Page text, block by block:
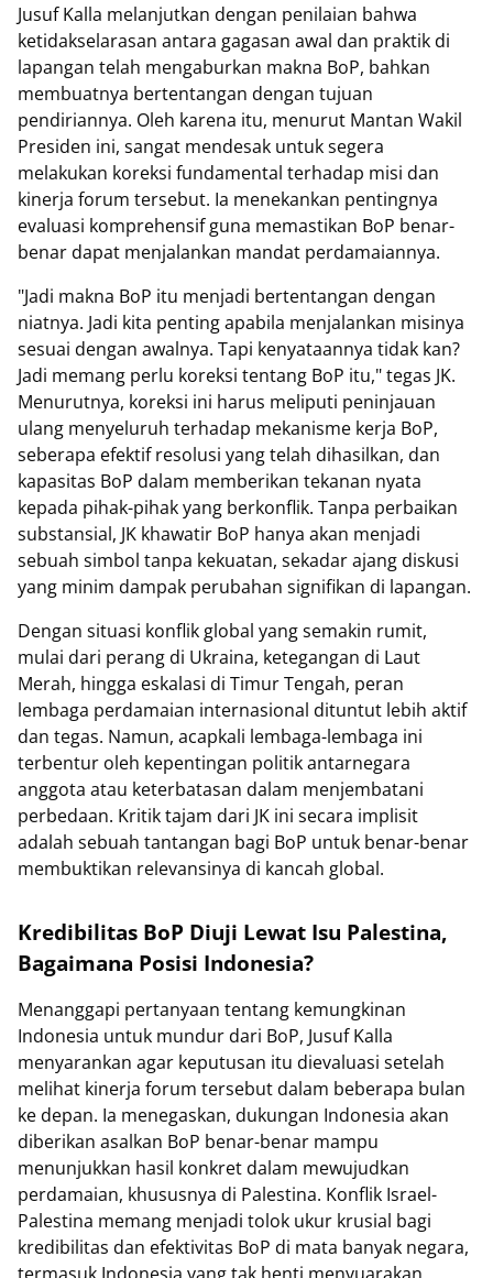
Jusuf Kalla melanjutkan dengan penilaian bahwa
ketidakselarasan antara gagasan awal dan praktik di
lapangan telah mengaburkan makna BoP, bahkan
membuatnya bertentangan dengan tujuan
pendiriannya. Oleh karena itu, menurut Mantan Wakil
Presiden ini, sangat mendesak untuk segera
melakukan koreksi fundamental terhadap misi dan
kinerja forum tersebut. Ia menekankan pentingnya
evaluasi komprehensif guna memastikan BoP benar-
benar dapat menjalankan mandat perdamaiannya.
"Jadi makna BoP itu menjadi bertentangan dengan
niatnya. Jadi kita penting apabila menjalankan misinya
sesuai dengan awalnya. Tapi kenyataannya tidak kan?
Jadi memang perlu koreksi tentang BoP itu," tegas JK.
Menurutnya, koreksi ini harus meliputi peninjauan
ulang menyeluruh terhadap mekanisme kerja BoP,
seberapa efektif resolusi yang telah dihasilkan, dan
kapasitas BoP dalam memberikan tekanan nyata
kepada pihak-pihak yang berkonflik. Tanpa perbaikan
substansial, JK khawatir BoP hanya akan menjadi
sebuah simbol tanpa kekuatan, sekadar ajang diskusi
yang minim dampak perubahan signifikan di lapangan.
Dengan situasi konflik global yang semakin rumit,
mulai dari perang di Ukraina, ketegangan di Laut
Merah, hingga eskalasi di Timur Tengah, peran
lembaga perdamaian internasional dituntut lebih aktif
dan tegas. Namun, acapkali lembaga-lembaga ini
terbentur oleh kepentingan politik antarnegara
anggota atau keterbatasan dalam menjembatani
perbedaan. Kritik tajam dari JK ini secara implisit
adalah sebuah tantangan bagi BoP untuk benar-benar
membuktikan relevansinya di kancah global.
Kredibilitas BoP Diuji Lewat Isu Palestina,
Bagaimana Posisi Indonesia?
Menanggapi pertanyaan tentang kemungkinan
Indonesia untuk mundur dari BoP, Jusuf Kalla
menyarankan agar keputusan itu dievaluasi setelah
melihat kinerja forum tersebut dalam beberapa bulan
ke depan. Ia menegaskan, dukungan Indonesia akan
diberikan asalkan BoP benar-benar mampu
menunjukkan hasil konkret dalam mewujudkan
perdamaian, khususnya di Palestina. Konflik Israel-
Palestina memang menjadi tolok ukur krusial bagi
kredibilitas dan efektivitas BoP di mata banyak negara,